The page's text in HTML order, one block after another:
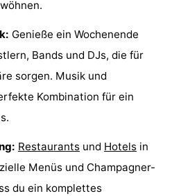
Genieße ein Wochenende
Bands und DJs, die für
sorgen. Musik und
Kombination für ein
Restaurants und Hotels in
Menüs und Champagner-
du ein komplettes